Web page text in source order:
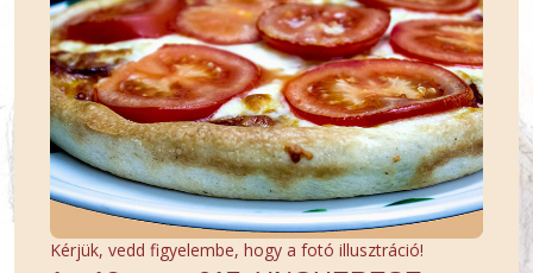
Kérjük, vedd figyelembe, hogy a fotó illusztráció!